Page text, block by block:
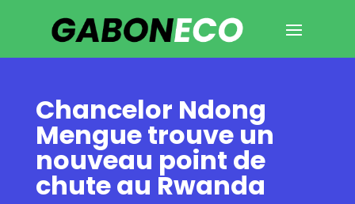
Chancelor Ndong
Mengue trouve un
nouveau point de
chute au Rwanda